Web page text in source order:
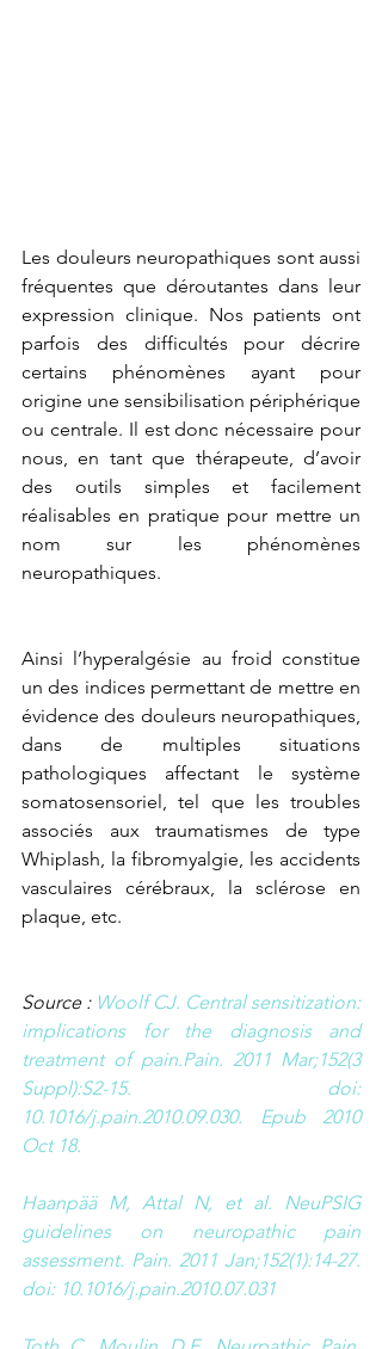
Les douleurs neuropathiques sont aussi
fréquentes que déroutantes dans leur
expression clinique. Nos patients ont
parfois des difficultés pour décrire
certains phénomènes ayant pour
origine une sensibilisation périphérique
ou centrale. Il est donc nécessaire pour
nous, en tant que thérapeute, d’avoir
des outils simples et facilement
réalisables en pratique pour mettre un
nom sur les phénomènes
neuropathiques.
Ainsi l’hyperalgésie au froid constitue
un des indices permettant de mettre en
évidence des douleurs neuropathiques,
dans de multiples situations
pathologiques affectant le système
somatosensoriel, tel que les troubles
associés aux traumatismes de type
Whiplash, la fibromyalgie, les accidents
vasculaires cérébraux, la sclérose en
plaque, etc.
Source : Woolf CJ. Central sensitization:
implications for the diagnosis and
treatment of pain.Pain. 2011 Mar;152(3
Suppl):S2-15. doi:
10.1016/j.pain.2010.09.030. Epub 2010
Oct 18.
Haanpää M, Attal N, et al. NeuPSIG
guidelines on neuropathic pain
assessment. Pain. 2011 Jan;152(1):14-27.
doi: 10.1016/j.pain.2010.07.031